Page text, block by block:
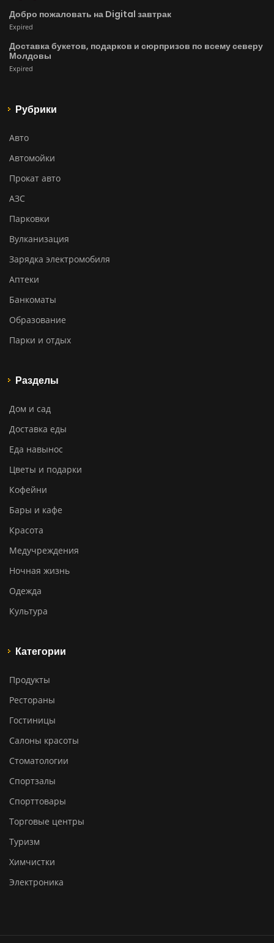
Добро пожаловать на Digital завтрак
Expired
Доставка букетов, подарков и сюрпризов по всему северу
Молдовы
Expired
Рубрики
Авто
Автомойки
Прокат авто
АЗС
Парковки
Вулканизация
Зарядка электромобиля
Аптеки
Банкоматы
Образование
Парки и отдых
Разделы
Дом и сад
Доставка еды
Еда навынос
Цветы и подарки
Кофейни
Бары и кафе
Красота
Медучреждения
Ночная жизнь
Одежда
Культура
Категории
Продукты
Рестораны
Гостиницы
Салоны красоты
Стоматологии
Спортзалы
Спорттовары
Торговые центры
Туризм
Химчистки
Электроника